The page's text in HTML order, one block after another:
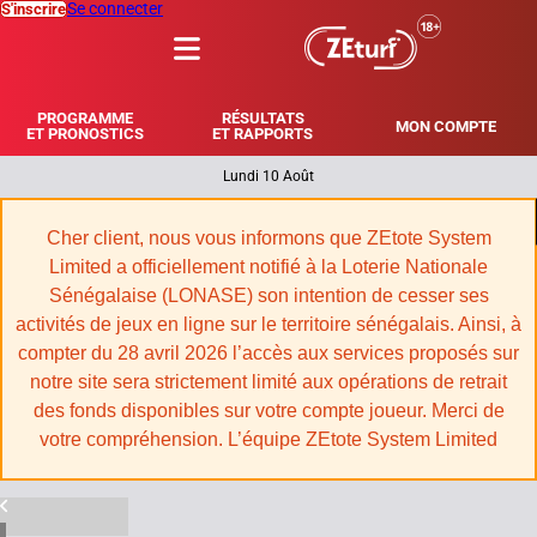
PROGRAMME
ET PRONOSTICS
RÉSULTATS
ET RAPPORTS
MON COMPTE
S'inscrireSe connecter
Lundi 10 Août
Cher client, nous vous informons que ZEtote System
Limited a officiellement notifié à la Loterie Nationale
Sénégalaise (LONASE) son intention de cesser ses
activités de jeux en ligne sur le territoire sénégalais. Ainsi, à
compter du 28 avril 2026 l’accès aux services proposés sur
notre site sera strictement limité aux opérations de retrait
des fonds disponibles sur votre compte joueur. Merci de
votre compréhension. L’équipe ZEtote System Limited